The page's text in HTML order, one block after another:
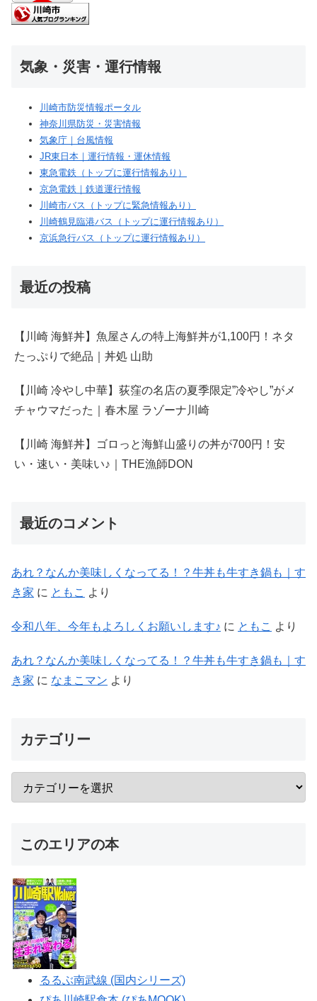
気象・災害・運行情報
川崎市防災情報ポータル
神奈川県防災・災害情報
気象庁｜台風情報
JR東日本｜運行情報・運休情報
東急電鉄（トップに運行情報あり）
京急電鉄｜鉄道運行情報
川崎市バス（トップに緊急情報あり）
川崎鶴見臨港バス（トップに運行情報あり）
京浜急行バス（トップに運行情報あり）
最近の投稿
【川崎 海鮮丼】魚屋さんの特上海鮮丼が1,100円！ネタ
たっぷりで絶品｜丼処 山助
【川崎 冷やし中華】荻窪の名店の夏季限定”冷やし”がメ
チャウマだった｜春木屋 ラゾーナ川崎
【川崎 海鮮丼】ゴロっと海鮮山盛りの丼が700円！安
い・速い・美味い♪｜THE漁師DON
最近のコメント
あれ？なんか美味しくなってる！？牛丼も牛すき鍋も｜す
き家 に ともこ より
令和八年、今年もよろしくお願いします♪ に ともこ より
あれ？なんか美味しくなってる！？牛丼も牛すき鍋も｜す
き家 に なまこマン より
カテゴリー
このエリアの本
るるぶ南武線 (国内シリーズ)